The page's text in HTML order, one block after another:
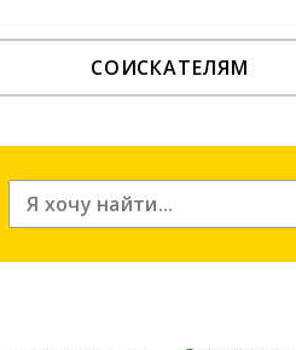
СОИСКАТЕЛЯМ